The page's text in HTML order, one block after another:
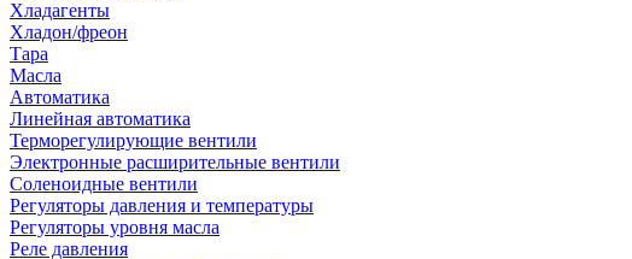
Хладагенты
Хладон/фреон
Тара
Масла
Автоматика
Линейная автоматика
Терморегулирующие вентили
Электронные расширительные вентили
Соленоидные вентили
Регуляторы давления и температуры
Регуляторы уровня масла
Реле давления